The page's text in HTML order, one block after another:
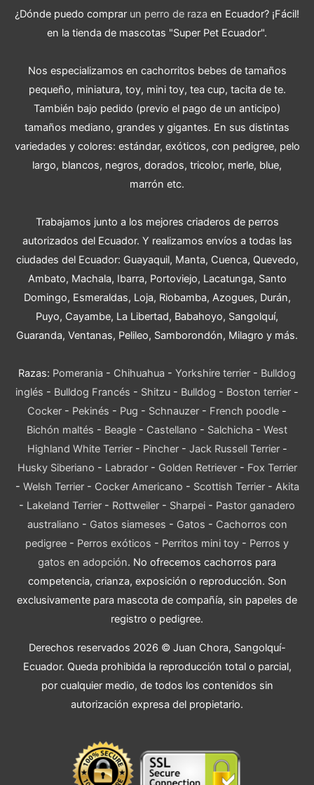
¿Dónde puedo comprar un perro de raza en Ecuador? ¡Fácil!
en la tienda de mascotas "Super Pet Ecuador".
Nos especializamos en cachorritos bebes de tamaños
pequeño, miniatura, toy, mini toy, tea cup, tacita de te.
También bajo pedido (previo el pago de un anticipo)
tamaños mediano, grandes y gigantes. En sus distintas
variedades y colores: estándar, exóticos, con pedigree, pelo
largo, blancos, negros, dorados, tricolor, merle, blue,
marrón etc.
Trabajamos junto a los mejores criaderos de perros
autorizados del Ecuador. Y realizamos envíos a todas las
ciudades del Ecuador: Guayaquil, Manta, Cuenca, Quevedo,
Ambato, Machala, Ibarra, Portoviejo, Lacatunga, Santo
Domingo, Esmeraldas, Loja, Riobamba, Azogues, Durán,
Puyo, Cayambe, La Libertad, Babahoyo, Sangolquí,
Guaranda, Ventanas, Pelileo, Samborondón, Milagro y más.
Razas: Pomerania - Chihuahua - Yorkshire terrier - Bulldog
inglés - Bulldog Francés - Shitzu - Bulldog - Boston terrier -
Cocker - Pekinés - Pug - Schnauzer - French poodle -
Bichón maltés - Beagle - Castellano - Salchicha - West
Highland White Terrier- Pincher- Jack Russell Terrier-
Husky Siberiano - Labrador- Golden Retriever- Fox Terrier
- Welsh Terrier- Cocker Americano - Scottish Terrier- Akita
- Lakeland Terrier - Rottweiler - Sharpei - Pastor ganadero
australiano - Gatos siameses - Gatos - Cachorros con
pedigree - Perros exóticos - Perritos mini toy - Perros y
gatos en adopción. No ofrecemos cachorros para
competencia, crianza, exposición o reproducción. Son
exclusivamente para mascota de compañía, sin papeles de
registro o pedigree.
Derechos reservados 2026 © Juan Chora, Sangolquí-
Ecuador. Queda prohibida la reproducción total o parcial,
por cualquier medio, de todos los contenidos sin
autorización expresa del propietario.